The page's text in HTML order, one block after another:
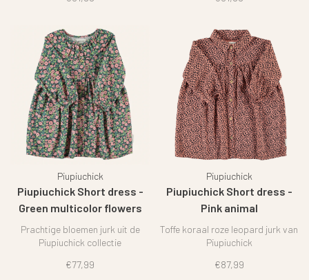
Piupiuchick
Piupiuchick Short dress -
Green multicolor flowers
Prachtige bloemen jurk uit de
Piupiuchick collectie
€77,99
Piupiuchick
Piupiuchick Short dress -
Pink animal
Toffe koraal roze leopard jurk van
Piupiuchick
€87,99